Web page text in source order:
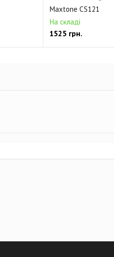
Maxtone CS121
На складі
1525 грн.